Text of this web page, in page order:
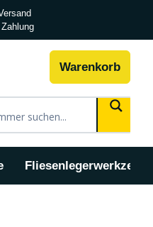
Warenkorb
Fliesenlegerwerkzeuge